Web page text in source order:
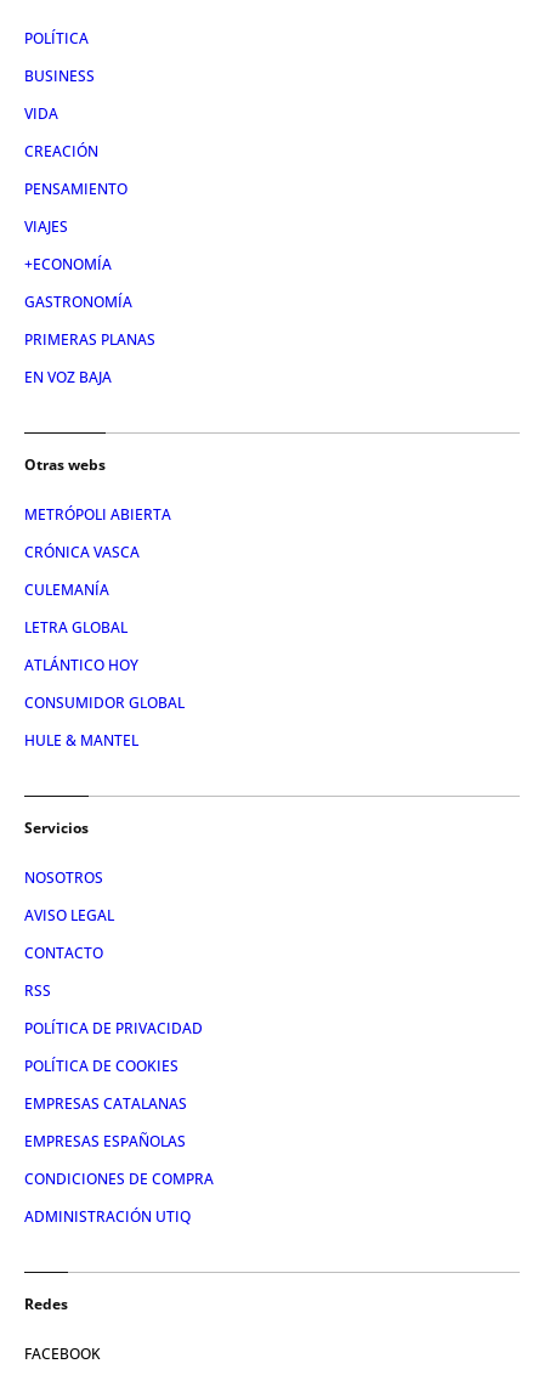
POLÍTICA
BUSINESS
VIDA
CREACIÓN
PENSAMIENTO
VIAJES
+ECONOMÍA
GASTRONOMÍA
PRIMERAS PLANAS
EN VOZ BAJA
Otras webs
METRÓPOLI ABIERTA
CRÓNICA VASCA
CULEMANÍA
LETRA GLOBAL
ATLÁNTICO HOY
CONSUMIDOR GLOBAL
HULE & MANTEL
Servicios
NOSOTROS
AVISO LEGAL
CONTACTO
RSS
POLÍTICA DE PRIVACIDAD
POLÍTICA DE COOKIES
EMPRESAS CATALANAS
EMPRESAS ESPAÑOLAS
CONDICIONES DE COMPRA
ADMINISTRACIÓN UTIQ
Redes
FACEBOOK